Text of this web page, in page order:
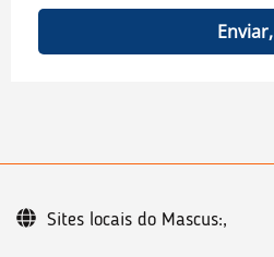
Enviar,
Sites locais do Mascus:,